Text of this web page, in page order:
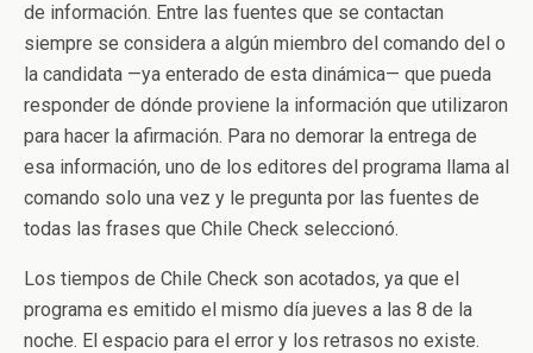
de información. Entre las fuentes que se contactan
siempre se considera a algún miembro del comando del o
la candidata —ya enterado de esta dinámica— que pueda
responder de dónde proviene la información que utilizaron
para hacer la afirmación. Para no demorar la entrega de
esa información, uno de los editores del programa llama al
comando solo una vez y le pregunta por las fuentes de
todas las frases que Chile Check seleccionó.
Los tiempos de Chile Check son acotados, ya que el
programa es emitido el mismo día jueves a las 8 de la
noche. El espacio para el error y los retrasos no existe.